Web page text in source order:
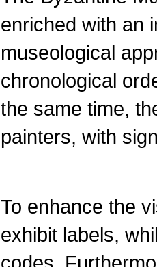
enriched with an
museological
chronological
the same time,
painters, with
To enhance the
exhibit labels,